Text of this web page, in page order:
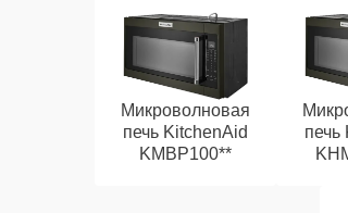
Микроволновая
печь KitchenAid
KMBP100**
печь